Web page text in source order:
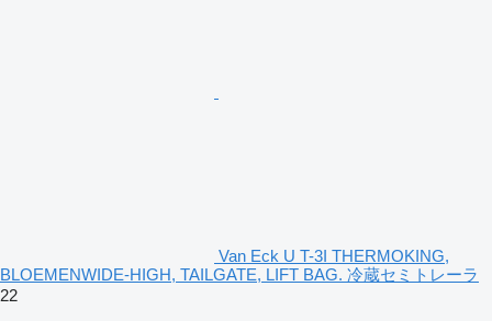
Van Eck U T-3I THERMOKING,
BLOEMENWIDE-HIGH, TAILGATE, LIFT BAG. 冷蔵セミトレーラ
22